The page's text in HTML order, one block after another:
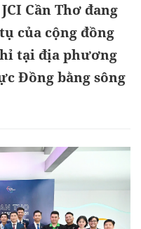
Cần Thơ đang
của cộng đồng
tại địa phương
Đồng bằng sông